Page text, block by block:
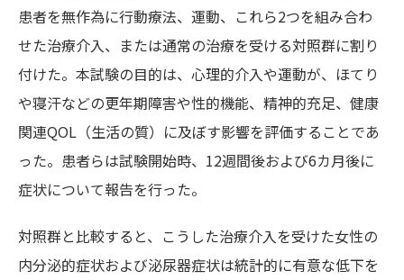
患者を無作為に行動療法、運動、これら2つを組み合わ
せた治療介入、または通常の治療を受ける対照群に割り
付けた。本試験の目的は、心理的介入や運動が、ほてり
や寝汗などの更年期障害や性的機能、精神的充足、健康
関連QOL（生活の質）に及ぼす影響を評価することであ
った。患者らは試験開始時、12週間後および6カ月後に
症状について報告を行った。
対照群と比較すると、こうした治療介入を受けた女性の
内分泌的症状および泌尿器症状は統計的に有意な低下を